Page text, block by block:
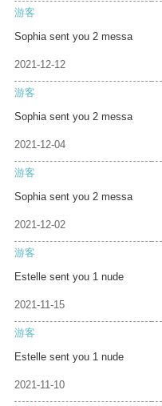
游客
Sophia sent you 2 messa
2021-12-12
游客
Sophia sent you 2 messa
2021-12-04
游客
Sophia sent you 2 messa
2021-12-02
游客
Estelle sent you 1 nude
2021-11-15
游客
Estelle sent you 1 nude
2021-11-10